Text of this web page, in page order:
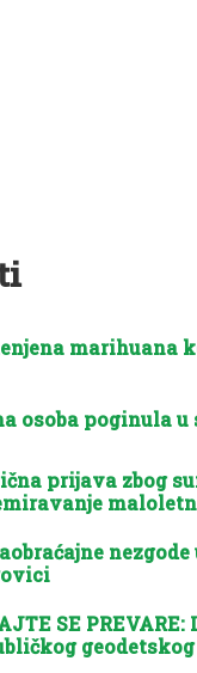
marihuana
osoba poginula u
prijava zbog
SE